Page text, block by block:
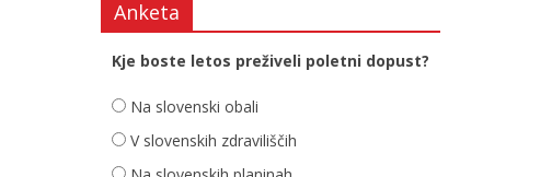
Anketa
Kje boste letos preživeli poletni dopust?
Na slovenski obali
V slovenskih zdraviliščih